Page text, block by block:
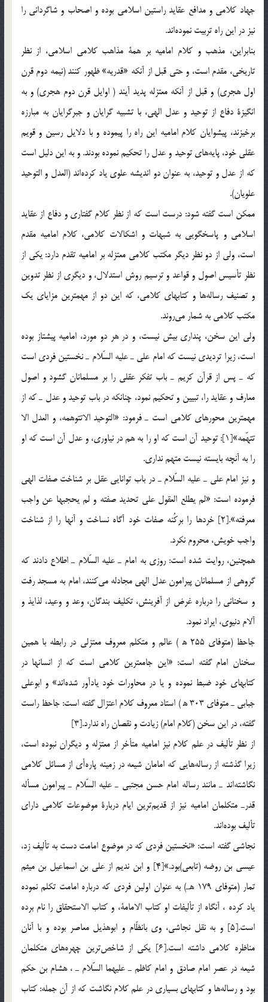
جهاد كلامي و مدافع عقايد راستين اسلامي بوده و اصحاب و شاگرداني را
نيز در اين راه تربيت نموده‌اند.
بنابراين، مذهب و كلام اماميه بر همة مذاهب كلامي اسلامي، از نظر
تاريخي، مقدم است، و حتي قبل از آنكه «قدريه» ظهور كنند (نيمه دوم قرن
اول هجري) و قبل از آنكه معتزله پديد آيند ( اوايل قرن دوم هجري) و به
انگيزة دفاع از توحيد و عدل الهي، با تشبيه گرايان و جبرگرايان به مبارزه
برخيزند، پيشوايان كلام اماميه اين راه را پيموده و با دلايل رسين و قويم
عقلي خود، پايه‌هاي توحيد و عدل را تحكيم نموده بودند. و به اين دليل است
كه از عدل و توحيد، به عنوان دو انديشه علوي ياد كرده‌اند (العدل و التوحيد
علويان).
ممكن است گفته شود: درست است كه از نظر كلام گفتاري و دفاع از عقايد
اسلامي و پاسخگويي به شبهات و اشكالات كلامي، كلام اماميه مقدم
است، ولي از دو نظر ديگر مكتب كلامي معتزله بر اماميه تقدم دارد: يكي از
نظر تأسيس اصول و قواعد و ترسيم روش استدلال، و ديگري از نظر تدوين
و تصنيف رساله‌ها و كتابهاي كلامي، كه اين دو از مهمترين مزاياي يك
مكتب كلامي به شمار مي‌روند.
ولي اين سخن، پنداري بيش نيست، و در هر دو مورد، اماميه پيشتاز بوده
است، زيرا ترديدي نيست كه امام علي ـ عليه السّلام ـ نخستين فردي است
كه ـ پس از قرآن كريم ـ باب تفكر عقلي را بر مسلمانان گشود و اصول
معارف و عقايد را، تبيين و تحكيم نمود، چنانكه در باب توحيد و عدل ـ كه از
مهمترين محورهاي كلامي است ـ فرمود: «التوحيد الاتتوهمه، و العدل الا
تتهّمه»[1]: توحيد آن است كه او را به هم در نياوري، و عدل آن است كه او
را به آنچه بايسته نيست متهم نداري.
و نيز امام علي ـ عليه السّلام ـ در باب توانايي عقل بر شناخت صفات الهي
فرموده است: «لم يطلع العقول علي تحديد صفته و لم يحجبها عن واجب
معرفته».[2] خردها را بركُنه صفات خود آگاه نساخت و آنها را از شناخت
واجب خويش، محروم نكرد.
همچنين، روايت شده است: روزي به امام ـ عليه السّلام ـ اطلاع دادند كه
گروهي از مسلمانان پيرامون عدل الهي مجادله مي‌كنند، امام به مسجد رفت
و سخناني را درباره غرض از آفرينش، تكليف بندگان، وعد و وعيد، لذايذ و
آلام دنيوي، ايراد نمود.
جاحظ (متوفاي 255 ه‍ ) عالم و متكلم معروف معتزلي در رابطه با همين
سخنان امام گفته است: «اين جامعترين كلامي است كه از انسانها در
كتابهاي خود ضبط نموده و يا در محاورات خود يادآور شده‌اند» و ابوعلي
جبابي ـ متوفاي 303 ه‍ ) استاد معروف كلام اعتزال گفته است: جاحظ راست
گفته، در اين سخن (كلام امام) زيادت و نقصان راه ندارد.[3]‍
از نظر تأليف در علم كلام نيز اماميه متأخر از معتزله و ديگران نبوده است،
زيرا گذشته از رساله‌هايي كه امامان شيعه در زمينه پاره‌أي از مسائل كلامي
نگاشته‌اند ـ مانند رساله امام حسن مجتبي ـ عليه السّلام ـ پيرامون مسأله
قدر‌ـ متكلمان اماميه نيز از قديم‌ترين ايام دربارة موضوعات كلامي داراي
تأليف بوده‌اند.
نجاشي گفته است: «نخستين فردي كه در موضوع امامت دست به تأليف زد،
عيسي بن روضه (تابعي)بود.»[4] و ابن نديم از علي بن اسماعيل بن ميثم
تمار (متوفاي 179 هـ) به عنوان اولين فردي كه درباره امامت تكلم نموده
ياد كرده ، آنگاه از تأليفات او كتاب الامامة،‍ و كتاب الاستحقاق را نام برده
است.[5] و به نقل نجاشي، وي بانظّام و ابوهذيل معاصر بوده و با آنان
مناظره كلامي داشته است.[6] يكي از شاخص‌ترين چهره‌هاي متكلمان
شيعه در عصر امام صادق و امام كاظم ـ عليهما السّلام ـ ، هشام بن حكم
بود و رساله‌ها و كتابهاي بسياري در علم كلام نگاشت كه از آن جمله: كتاب